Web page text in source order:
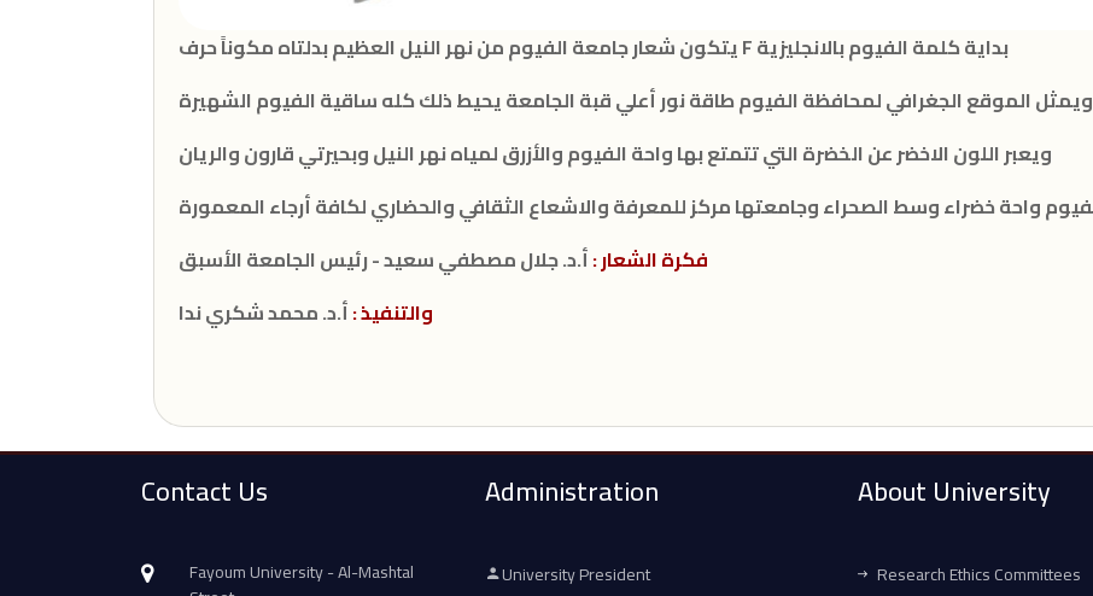
ويمثل الموقع الجغرافي لمحافظة الفيوم طاقة نور أعلي قبة الجامعة يحيط ذلك كله ساقية الفيوم الشهيرة
ويعبر اللون الاخضر عن الخضرة التي تتمتع بها واحة الفيوم والأزرق لمياه نهر النيل وبحيرتي قارون والريان
فكرة الشعار :أ.د. جلال مصطفي سعيد - رئيس الجامعة الأسبق
والتنفيذ :
Contact Us
Fayoum University - Al-Mashtal
Administration
University President
About University
Research Ethics Committees